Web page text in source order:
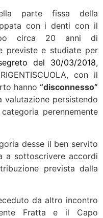
parte fissa della
con i denti con il
circa 20 anni di
previste e studiate per
del 30/03/2018,
con il
hanno “disconnesso”
persistendo
perennemente
desse il ben servito
a sottoscrivere accordi
prevista dalla
da altro incontro
Fratta e il Capo